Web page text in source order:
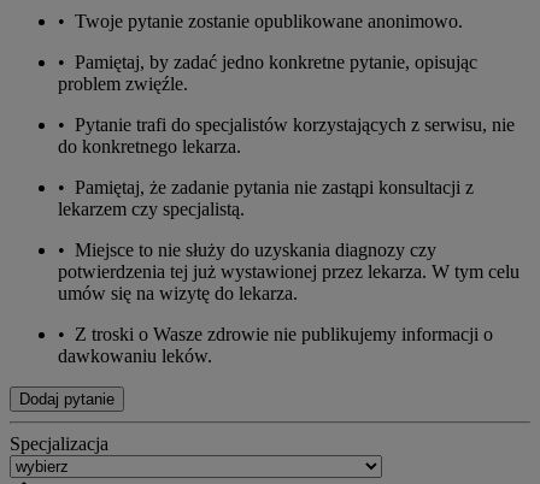
• Twoje pytanie zostanie opublikowane anonimowo.
• Pamiętaj, by zadać jedno konkretne pytanie, opisując
problem zwięźle.
• Pytanie trafi do specjalistów korzystających z serwisu, nie
do konkretnego lekarza.
• Pamiętaj, że zadanie pytania nie zastąpi konsultacji z
lekarzem czy specjalistą.
• Miejsce to nie służy do uzyskania diagnozy czy
potwierdzenia tej już wystawionej przez lekarza. W tym celu
umów się na wizytę do lekarza.
• Z troski o Wasze zdrowie nie publikujemy informacji o
dawkowaniu leków.
Dodaj pytanie
Specjalizacja